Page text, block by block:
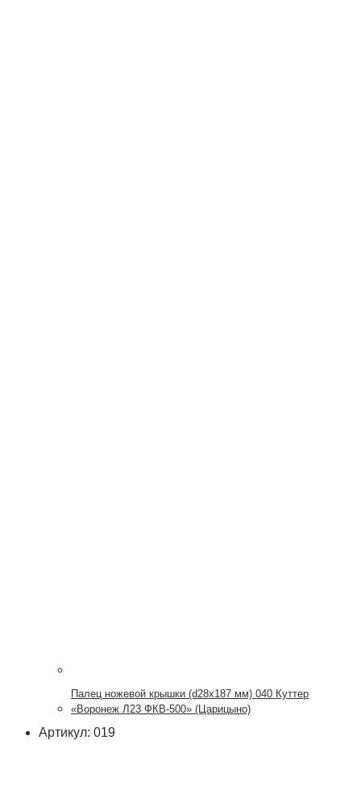
Палец ножевой крышки (d28x187 мм) 040 Куттер
«Воронеж Л23 ФКВ-500» (Царицыно)
Артикул: 019